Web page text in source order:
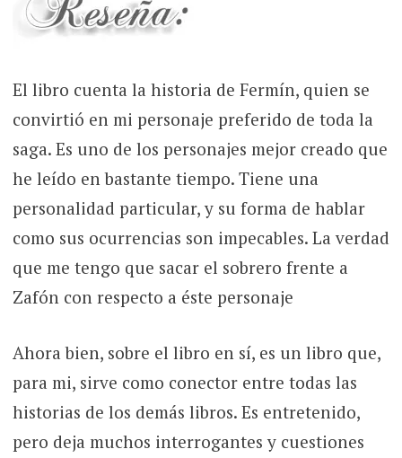
El libro cuenta la historia de Fermín, quien se
convirtió en mi personaje preferido de toda la
saga. Es uno de los personajes mejor creado que
he leído en bastante tiempo. Tiene una
personalidad particular, y su forma de hablar
como sus ocurrencias son impecables. La verdad
que me tengo que sacar el sobrero frente a
Zafón con respecto a éste personaje
Ahora bien, sobre el libro en sí, es un libro que,
para mi, sirve como conector entre todas las
historias de los demás libros. Es entretenido,
pero deja muchos interrogantes y cuestiones